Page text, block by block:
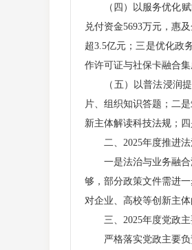
（四）以服务优化赋能
兑付资金5693万元，惠
超3.5亿元；三是优化政
作许可证与社保卡融合集
（五）以普法浸润提
片、组织知识答题；二
新主体解读科技法规；
二、2025年度推进法
一是法治与业务融合深
够，部分政策文件需进
对企业、高校等创新主
三、2025年度党政主
严格落实党政主要负责